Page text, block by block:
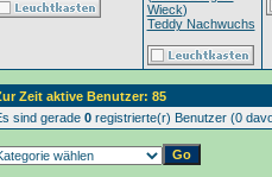
Wieck)
Teddy Nachwuchs
Zeit aktive Benutzer: 85
sind gerade 0registrierte(r) Benutzer (0